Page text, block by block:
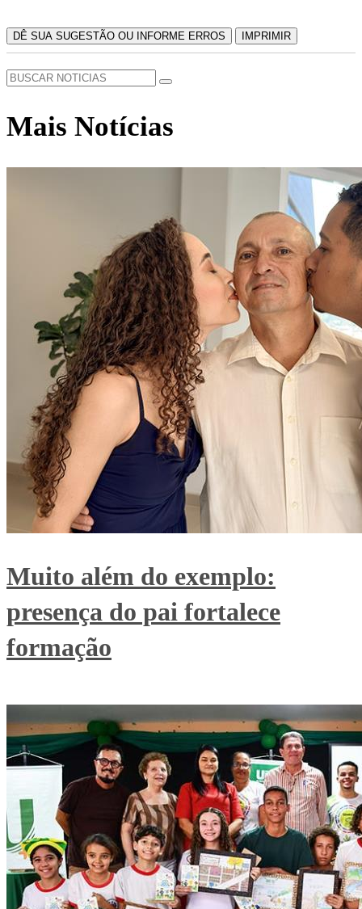
DÊ SUA SUGESTÃO OU INFORME ERROS IMPRIMIR
Mais Notícias
Muito além do exemplo:
presença do pai fortalece
formação